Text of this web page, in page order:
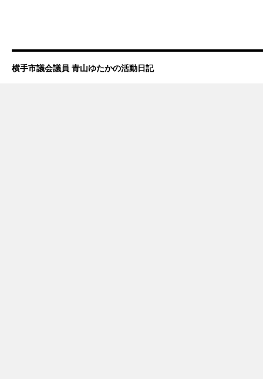
横手市議会議員 青山ゆたかの活動日記